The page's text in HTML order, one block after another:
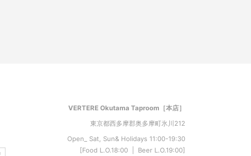
VERTERE Okutama Taproom［本店］
東京都西多摩郡奥多摩町氷川212
Open_ Sat, Sun& Holidays 11:00-19:30
[Food L.O.18:00 | Beer L.O.19:00]